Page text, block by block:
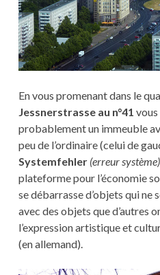
En vous promenant dans le
Jessnerstrasse au n°41
probablement un immeuble
peu de l’ordinaire (celui de
Systemfehler (erreur système)
plateforme pour l’économie
se débarrasse d’objets qui ne
avec des objets que d’autres
l’expression artistique et
(en allemand).